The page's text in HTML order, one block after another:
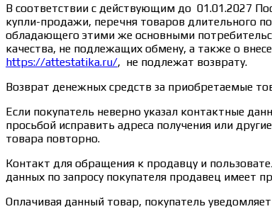
В соответствии с действующим до 01.01.2027
купли-продажи, перечня товаров длительного
обладающего этими же основными
качества, не подлежащих обмену, а также о
https://attestatika.ru/, не подлежат возврату.
Возврат денежных средств за приобретаемые
Если покупатель неверно указал контактные
просьбой исправить адреса получения или
товара повторно.
Контакт для обращения к продавцу и
данных по запросу покупателя продавец имеет
Оплачивая данный товар, покупатель